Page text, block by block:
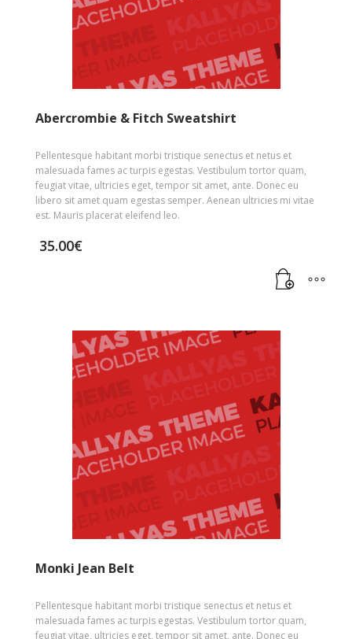
Abercrombie & Fitch Sweatshirt
Pellentesque habitant morbi tristique senectus et netus et
malesuada fames ac turpis egestas. Vestibulum tortor quam,
feugiat vitae, ultricies eget, tempor sit amet, ante. Donec eu
libero sit amet quam egestas semper. Aenean ultricies mi vitae
est. Mauris placerat eleifend leo.
35.00€
Monki Jean Belt
Pellentesque habitant morbi tristique senectus et netus et
malesuada fames ac turpis egestas. Vestibulum tortor quam,
feugiat vitae, ultricies eget, tempor sit amet, ante. Donec eu